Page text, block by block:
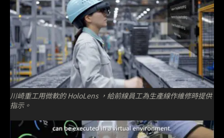
川崎重工用微軟的 HoloLens ，給前線員工為生產線作維修時提供
指示。